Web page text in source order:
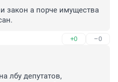
закон а порче имущества
+0 –0
лбу депутатов,